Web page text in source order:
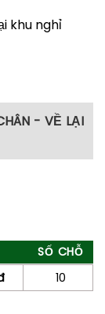
khu nghỉ
- VỀ LẠI
khí trong
House
SỐ CHỖ
10